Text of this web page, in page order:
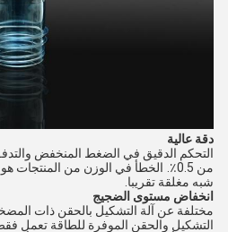
دقة عالية
التحكم الدقيق في الضغط المنخفض
من 0.5٪.
شبه مغلقة تقريبا.
انخفاض مستوى الضجيج
مختلفة عن آلة التشكيل بالحقن ذات المضخة
التشكيل والحقن الموفرة للطاقة تعمل